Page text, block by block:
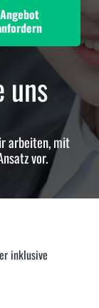
Angebot
uns
arbeiten, mit
vor.
inklusive